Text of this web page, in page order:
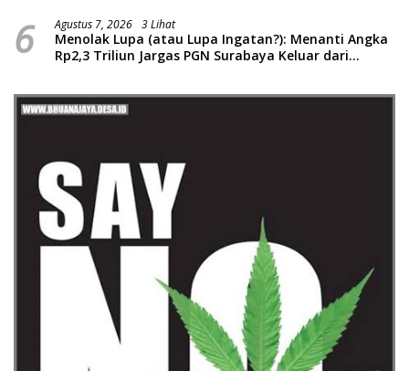
6 Agustus 7, 2026 3 Lihat
Menolak Lupa (atau Lupa Ingatan?): Menanti Angka
Rp2,3 Triliun Jargas PGN Surabaya Keluar dari